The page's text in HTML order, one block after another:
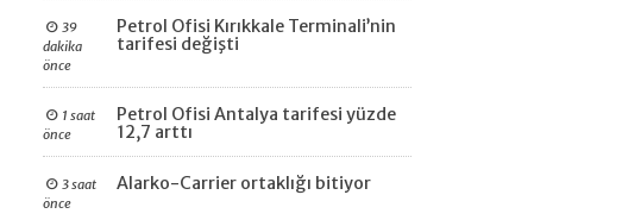
39
dakika
önce
Petrol Ofisi Kırıkkale Terminali’nin
tarifesi değişti
1 saat
önce
Petrol Ofisi Antalya tarifesi yüzde
12,7 arttı
3 saat
önce
Alarko-Carrier ortaklığı bitiyor